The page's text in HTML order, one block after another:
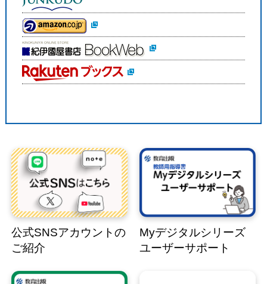
公式SNSアカウントの
ご紹介
Myデジタルシリーズ
ユーザーサポート